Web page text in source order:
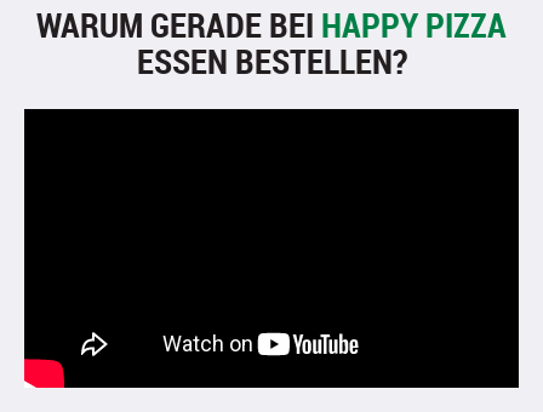
WARUM GERADE BEI HAPPY PIZZA
ESSEN BESTELLEN?